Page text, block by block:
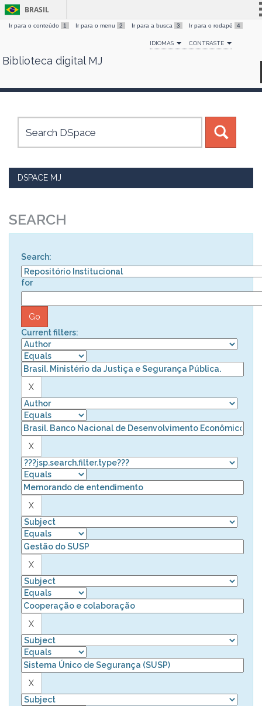
Skip
BRASIL
Simplifique!
Comunica BR
Canais
Ir para o conteúdo 1 Ir para o menu 2 Ir para a busca 3 Ir para o rodapé 4
IDIOMAS CONTRASTE
Biblioteca digital MJ
DSPACE MJ
SEARCH
Search:
for
Current filters: